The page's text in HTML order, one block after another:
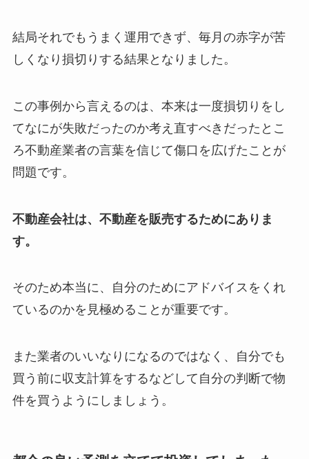
結局それでもうまく運用できず、毎月の赤字が苦
しくなり損切りする結果となりました。
この事例から言えるのは、本来は一度損切りをし
てなにが失敗だったのか考え直すべきだったとこ
ろ不動産業者の言葉を信じて傷口を広げたことが
問題です。
不動産会社は、不動産を販売するためにありま
す。
そのため本当に、自分のためにアドバイスをくれ
ているのかを見極めることが重要です。
また業者のいいなりになるのではなく、自分でも
買う前に収支計算をするなどして自分の判断で物
件を買うようにしましょう。